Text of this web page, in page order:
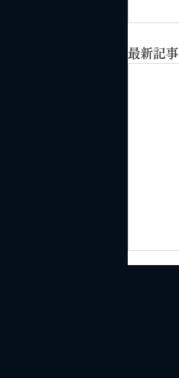
最新記事